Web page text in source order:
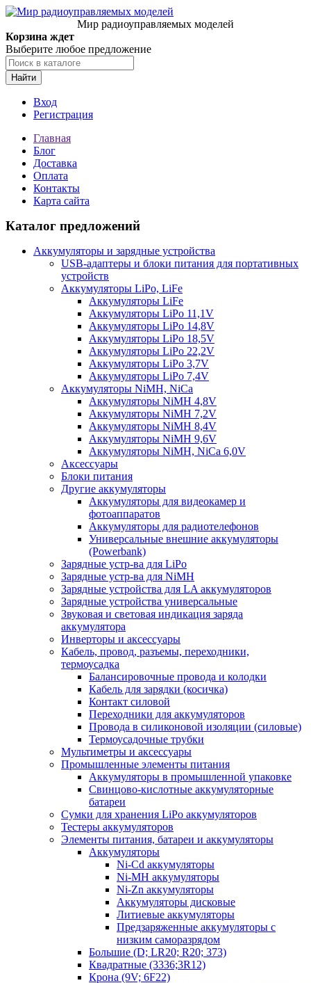
Мир радиоуправляемых моделей
Корзина ждет
Выберите любое предложение
Найти
Вход
Регистрация
Главная
Блог
Доставка
Оплата
Контакты
Карта сайта
Каталог предложений
Аккумуляторы и зарядные устройства
USB-адаптеры и блоки питания для портативных
устройств
Аккумуляторы LiPo, LiFe
Аккумуляторы LiFe
Аккумуляторы LiPo 11,1V
Аккумуляторы LiPo 14,8V
Аккумуляторы LiPo 18,5V
Аккумуляторы LiPo 22,2V
Аккумуляторы LiPo 3,7V
Аккумуляторы LiPo 7,4V
Аккумуляторы NiMH, NiCa
Аккумуляторы NiMH 4,8V
Аккумуляторы NiMH 7,2V
Аккумуляторы NiMH 8,4V
Аккумуляторы NiMH 9,6V
Аккумуляторы NiMH, NiCa 6,0V
Аксессуары
Блоки питания
Другие аккумуляторы
Аккумуляторы для видеокамер и
фотоаппаратов
Аккумуляторы для радиотелефонов
Универсальные внешние аккумуляторы
(Powerbank)
Зарядные устр-ва для LiPo
Зарядные устр-ва для NiMH
Зарядные устройства для LA аккумуляторов
Зарядные устройства универсальные
Звуковая и световая индикация заряда
аккумулятора
Инверторы и аксессуары
Кабель, провод, разъемы, переходники,
термоусадка
Балансировочные провода и колодки
Кабель для зарядки (косичка)
Контакт силовой
Переходники для аккумуляторов
Провода в силиконовой изоляции (силовые)
Термоусадочные трубки
Мультиметры и аксессуары
Промышленные элементы питания
Аккумуляторы в промышленной упаковке
Свинцово-кислотные аккумуляторные
батареи
Сумки для хранения LiPo аккумуляторов
Тестеры аккумуляторов
Элементы питания, батареи и аккумуляторы
Аккумуляторы
Ni-Cd аккумуляторы
Ni-MH аккумуляторы
Ni-Zn аккумуляторы
Аккумуляторы дисковые
Литиевые аккумуляторы
Предзаряженные аккумуляторы с
низким саморазрядом
Большие (D; LR20; R20; 373)
Квадратные (3336;3R12)
Крона (9V; 6F22)